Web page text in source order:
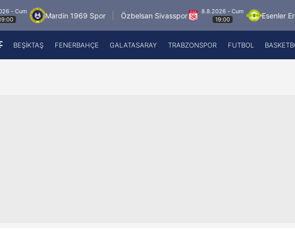
Mardin 1969 Spor Özbelsan Sivasspor
8.8.2026 - Cum
19:00
Esenler Erokspor
BEŞİKTAŞ FENERBAHÇE GALATASARAY TRABZONSPOR FUTBOL